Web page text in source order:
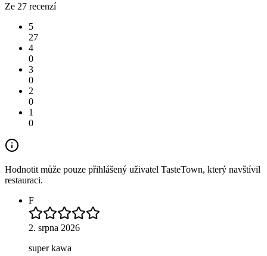
Ze 27 recenzí
5
27
4
0
3
0
2
0
1
0
Hodnotit může pouze přihlášený uživatel TasteTown, který navštívil
restauraci.
F
2. srpna 2026
super kawa